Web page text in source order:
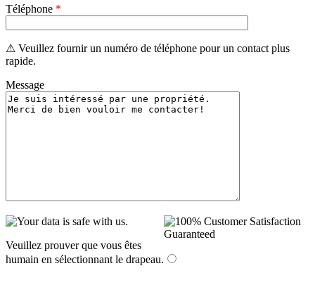
Téléphone *
⚠ Veuillez fournir un numéro de téléphone pour un contact plus
rapide.
Message
Veuillez prouver que vous êtes
humain en sélectionnant le drapeau.